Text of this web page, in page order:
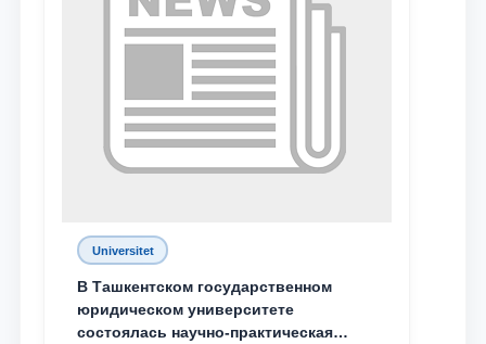
Universitet
В Ташкентском государственном
юридическом университете
состоялась научно-практическая